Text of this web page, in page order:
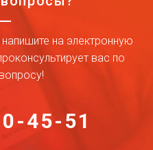
на электронную
вас по
45-51